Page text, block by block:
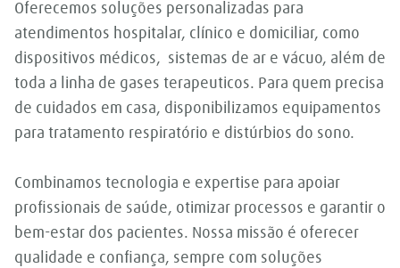
Oferecemos soluções personalizadas para
atendimentos hospitalar, clínico e domiciliar, como
dispositivos médicos, sistemas de ar e vácuo, além de
toda a linha de gases terapeuticos. Para quem precisa
de cuidados em casa, disponibilizamos equipamentos
para tratamento respiratório e distúrbios do sono.
Combinamos tecnologia e expertise para apoiar
profissionais de saúde, otimizar processos e garantir o
bem-estar dos pacientes. Nossa missão é oferecer
qualidade e confiança, sempre com soluções